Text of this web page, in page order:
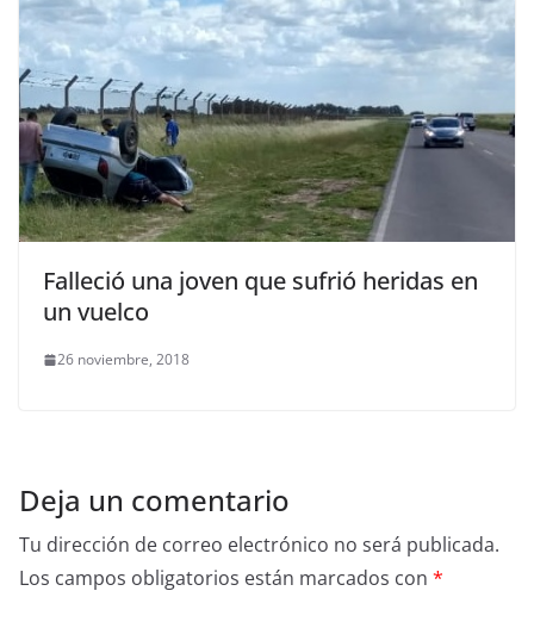
Falleció una joven que sufrió heridas en
un vuelco
26 noviembre, 2018
Deja un comentario
Tu dirección de correo electrónico no será publicada.
Los campos obligatorios están marcados con *